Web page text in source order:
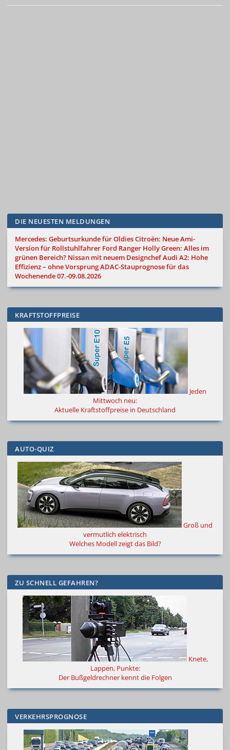
DIE NEUESTEN MELDUNGEN
Mercedes: Geburtsurkunde für OldiesCitroën: Neue Ami-
Version für Rollstuhlfahrer Ford Ranger Holly Green: Alles im
grünen Bereich? Nissan mit neuem DesignchefAudi A2: Hohe
Effizienz – ohne VorsprungADAC-Stauprognose für das
Wochenende 07.-09.08.2026
KRAFTSTOFFPREISE
Jeden
Mittwoch neu:
Aktuelle Kraftstoffpreise in Deutschland
AUTO-QUIZ
Groß und
vermutlich elektrisch
Welches Modell zeigt das Bild?
ZU SCHNELL GEFAHREN?
Knete,
Lappen, Punkte:
Der Bußgeldrechner kennt die Folgen
VERKEHRSPROGNOSE